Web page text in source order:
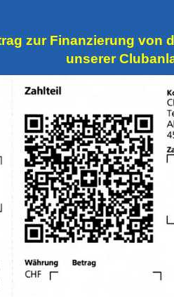
zur Finanzierung
unserer